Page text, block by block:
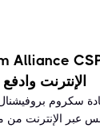
الإنترنت
سكروم
عبر الإنترنت